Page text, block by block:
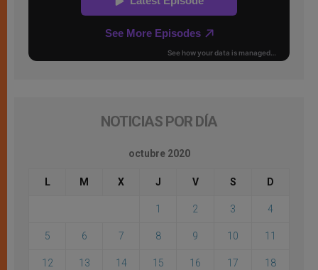
NOTICIAS POR DÍA
octubre 2020
L M X J V S D
1 2 3 4
5 6 7 8 9 10 11
12 13 14 15 16 17 18